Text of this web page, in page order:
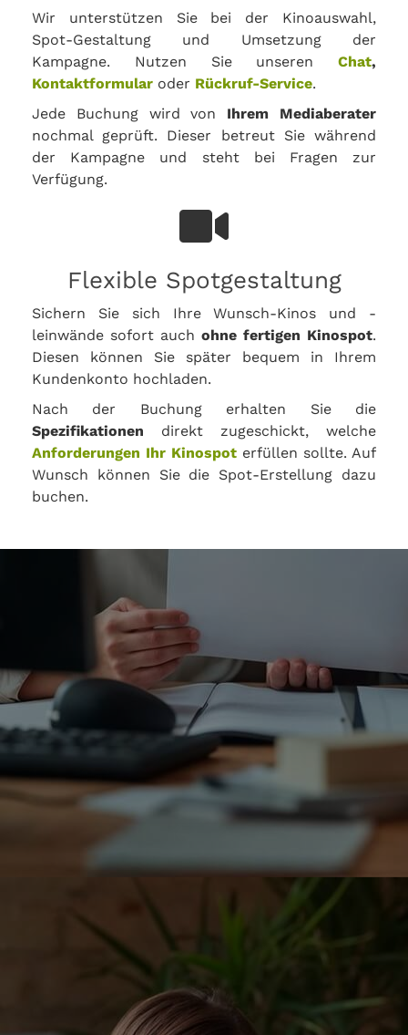
Wir unterstützen Sie bei der Kinoauswahl,
Spot-Gestaltung und Umsetzung der
Kampagne. Nutzen Sie unseren Chat,
Kontaktformular oder Rückruf-Service.
Jede Buchung wird von Ihrem Mediaberater
nochmal geprüft. Dieser betreut Sie während
der Kampagne und steht bei Fragen zur
Verfügung.
Flexible Spotgestaltung
Sichern Sie sich Ihre Wunsch-Kinos und -
leinwände sofort auch ohne fertigen Kinospot.
Diesen können Sie später bequem in Ihrem
Kundenkonto hochladen.
Nach der Buchung erhalten Sie die
Spezifikationen direkt zugeschickt, welche
Anforderungen Ihr Kinospot erfüllen sollte. Auf
Wunsch können Sie die Spot-Erstellung dazu
buchen.